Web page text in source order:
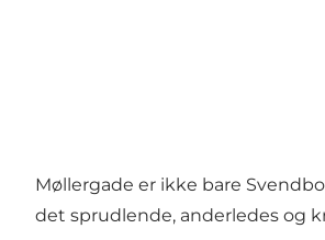
Møllergade er ikke bare
det sprudlende, anderledes og